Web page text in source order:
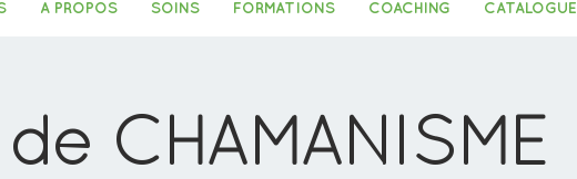
A PROPOS SOINS FORMATIONS COACHING CATALOGUE
CHAMANISME